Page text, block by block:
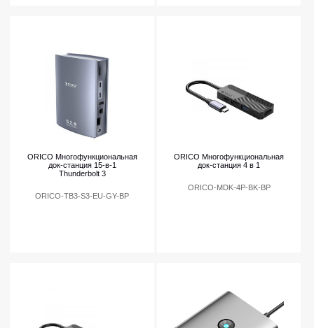
ORICO Многофункциональная
док-станция 15-в-1
Thunderbolt 3
ORICO-TB3-S3-EU-GY-BP
ORICO Многофункциональная
док-станция 4 в 1
ORICO-MDK-4P-BK-BP